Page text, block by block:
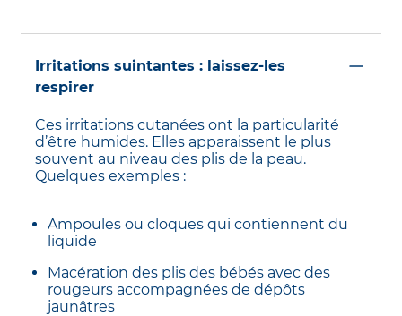
Irritations suintantes : laissez-les
respirer
Ces irritations cutanées ont la particularité
d’être humides. Elles apparaissent le plus
souvent au niveau des plis de la peau.
Quelques exemples :
Ampoules ou cloques qui contiennent du
liquide
Macération des plis des bébés avec des
rougeurs accompagnées de dépôts
jaunâtres